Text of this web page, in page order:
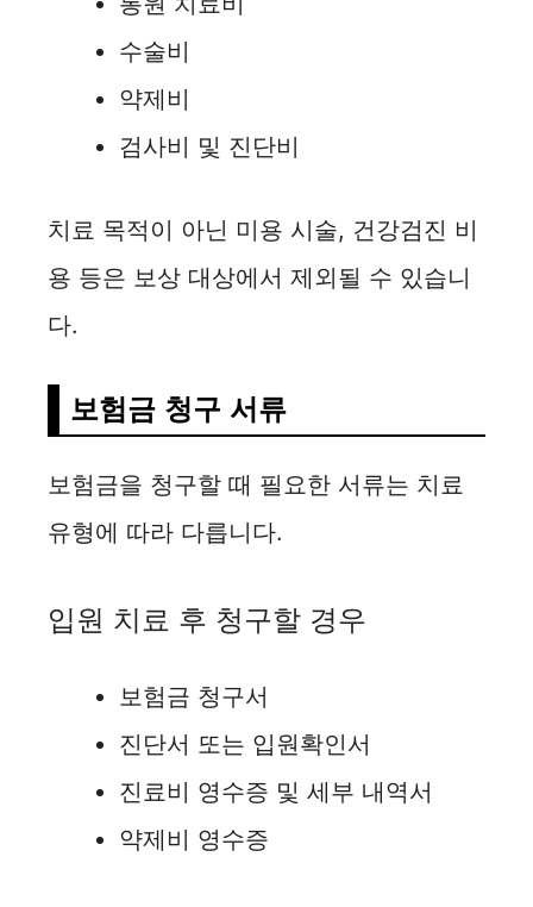
수술비
약제비
검사비 및 진단비
치료 목적이 아닌 미용 시술, 건강검진 비
용 등은 보상 대상에서 제외될 수 있습니
다.
보험금 청구 서류
보험금을 청구할 때 필요한 서류는 치료
유형에 따라 다릅니다.
입원 치료 후 청구할 경우
보험금 청구서
진단서 또는 입원확인서
진료비 영수증 및 세부 내역서
약제비 영수증